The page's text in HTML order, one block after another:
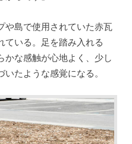
や島で使用されていた赤瓦
ている。足を踏み入れる
かな感触が心地よく、少し
たような感覚になる。